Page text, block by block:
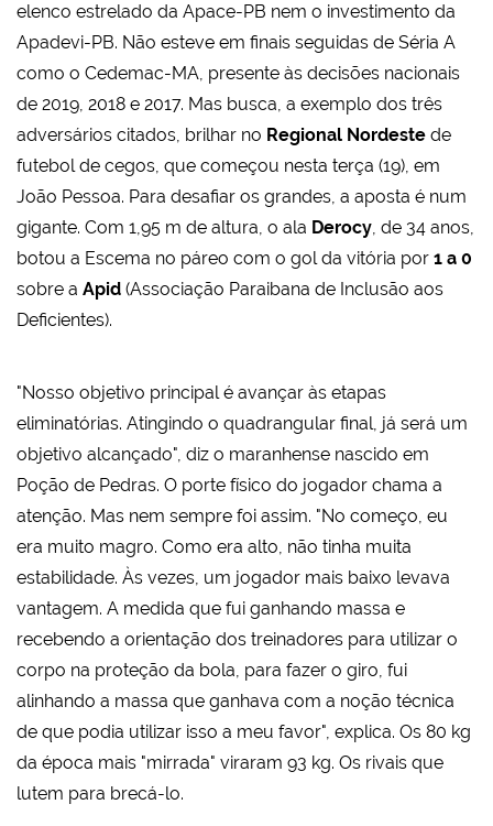
elenco estrelado da Apace-PB nem o investimento da
Apadevi-PB. Não esteve em finais seguidas de Séria A
como o Cedemac-MA, presente às decisões nacionais
de 2019, 2018 e 2017. Mas busca, a exemplo dos três
adversários citados, brilhar no Regional Nordeste de
futebol de cegos, que começou nesta terça (19), em
João Pessoa. Para desafiar os grandes, a aposta é num
gigante. Com 1,95 m de altura, o ala Derocy, de 34 anos,
botou a Escema no páreo com o gol da vitória por 1 a 0
sobre a Apid (Associação Paraibana de Inclusão aos
Deficientes).
"Nosso objetivo principal é avançar às etapas
eliminatórias. Atingindo o quadrangular final, já será um
objetivo alcançado", diz o maranhense nascido em
Poção de Pedras. O porte físico do jogador chama a
atenção. Mas nem sempre foi assim. "No começo, eu
era muito magro. Como era alto, não tinha muita
estabilidade. Às vezes, um jogador mais baixo levava
vantagem. A medida que fui ganhando massa e
recebendo a orientação dos treinadores para utilizar o
corpo na proteção da bola, para fazer o giro, fui
alinhando a massa que ganhava com a noção técnica
de que podia utilizar isso a meu favor", explica. Os 80 kg
da época mais "mirrada" viraram 93 kg. Os rivais que
lutem para brecá-lo.